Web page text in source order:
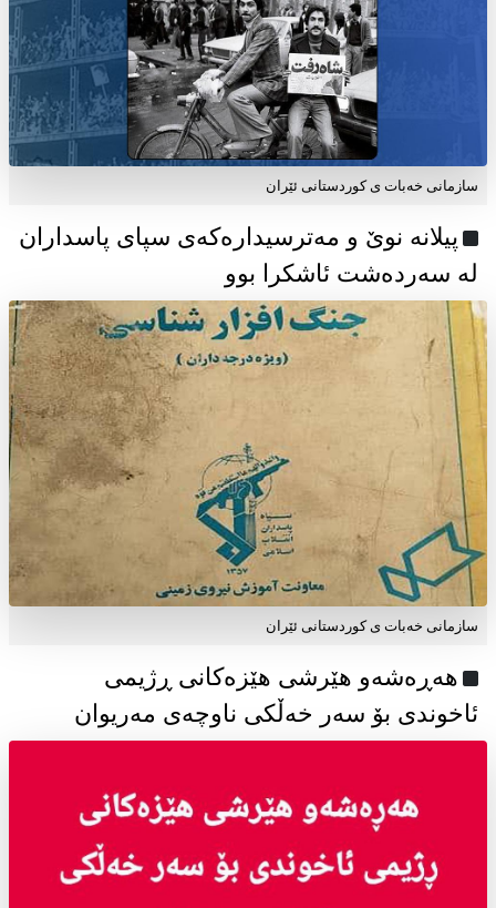
سازمانی خەبات ی كوردستانی ئێران
پیلانە نوێ و مەترسیدارەکەی سپای پاسداران
لە سەردەشت ئاشکرا بوو
سازمانی خەبات ی كوردستانی ئێران
هەڕەشەو هێرشی هێزەکانی ڕژیمی
ئاخوندی بۆ سەر خەڵکی ناوچەی مەریوان